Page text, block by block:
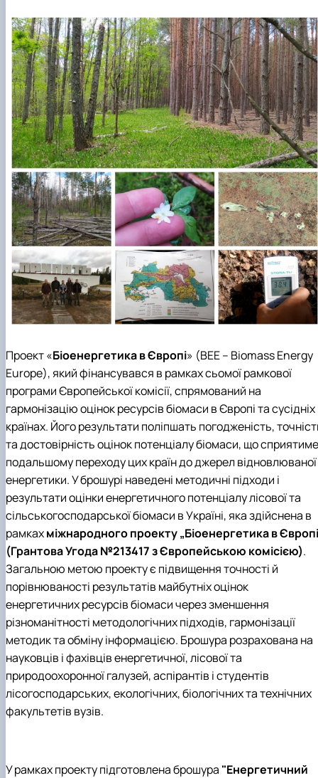
Проект «Біоенергетика в Європі» (BEE – Biomass Energy
Europe), який фінансувався в рамках сьомої рамкової
програми Європейської комісії, спрямований на
гармонізацію оцінок ресурсів біомаси в Європі та сусідніх
країнах. Його результати поліпшать погодженість,
та достовірність оцінок потенціалу біомаси, що сприятиме
подальшому переходу цих країн до джерел відновлюваної
енергетики.У брошурі наведені методичні підходи і
результати оцінки енергетичного потенціалу лісової та
сільськогосподарської біомаси в Україні, яка здійснена в
рамкахміжнародного проекту „Біоенергетика в
(Грантова Угода №213417 з Європейською комісією).
Загальною метою проекту є підвищення точності й
порівнюваності результатів майбутніх оцінок
енергетичних ресурсів біомаси через зменшення
різноманітності методологічних підходів, гармонізації
методик та обміну інформацією. Брошура розрахована на
науковців і фахівців енергетичної, лісової та
природоохоронної галузей, аспірантів і студентів
лісогосподарських, екологічних, біологічних та технічних
факультетів вузів.
У рамках проектупідготовлена брошура "Енергетичний